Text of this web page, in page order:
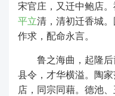
宋官庄，又迁中鲍店
平立清，清初迁香城
作求，配命永言。
鲁之海曲，起隆
县令，才华横溢。陶
店，同宗同藉。德池、